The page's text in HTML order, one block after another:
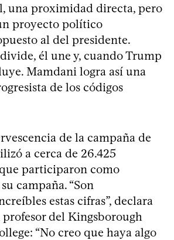
una proximidad directa, pero
proyecto político
al del presidente.
él une y, cuando Trump
Mamdani logra así una
de los códigos
de la campaña de
a cerca de 26.425
participaron como
campaña. “Son
estas cifras”, declara
profesor del Kingsborough
“No creo que haya algo